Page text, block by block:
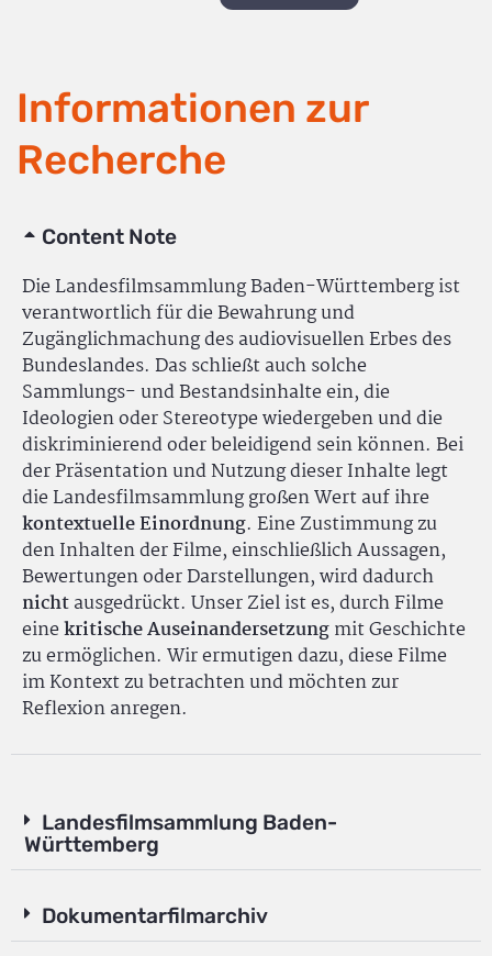
Informationen zur
Recherche
Content Note
Die Landesfilmsammlung Baden-Württemberg ist
verantwortlich für die Bewahrung und
Zugänglichmachung des audiovisuellen Erbes des
Bundeslandes. Das schließt auch solche
Sammlungs- und Bestandsinhalte ein, die
Ideologien oder Stereotype wiedergeben und die
diskriminierend oder beleidigend sein können. Bei
der Präsentation und Nutzung dieser Inhalte legt
die Landesfilmsammlung großen Wert auf ihre
kontextuelle Einordnung. Eine Zustimmung zu
den Inhalten der Filme, einschließlich Aussagen,
Bewertungen oder Darstellungen, wird dadurch
nichtausgedrückt. Unser Ziel ist es, durch Filme
einekritische Auseinandersetzungmit Geschichte
zu ermöglichen. Wir ermutigen dazu, diese Filme
im Kontext zu betrachten und möchten zur
Reflexion anregen.
Landesfilmsammlung Baden-
Württemberg
Dokumentarfilmarchiv